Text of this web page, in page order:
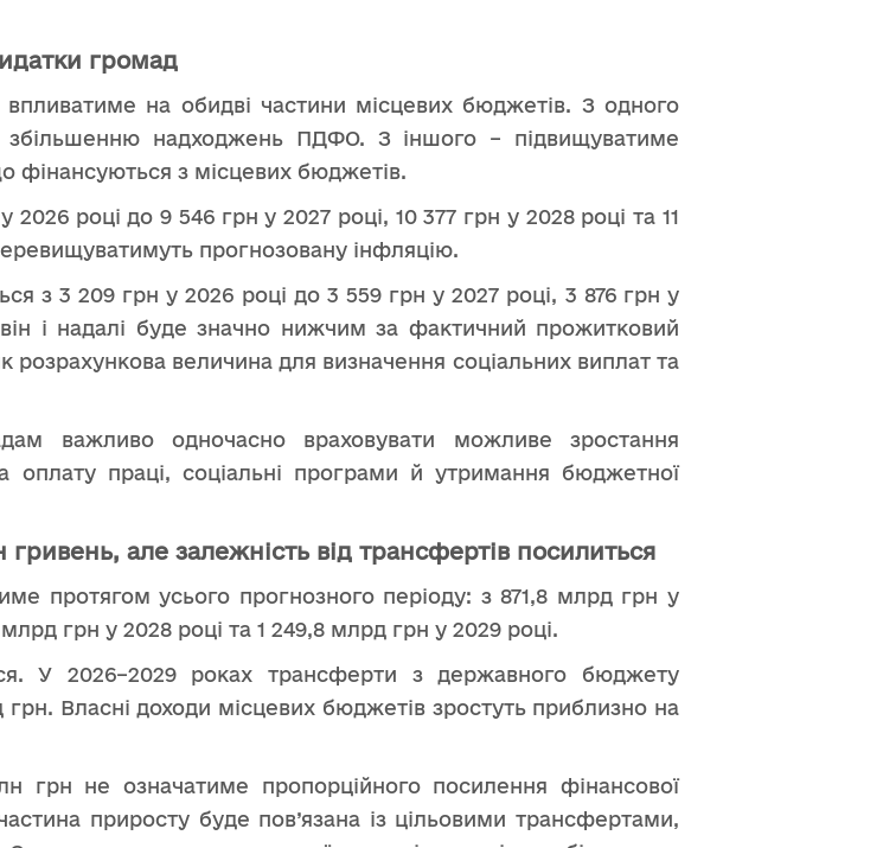
громад
впливатиме на обидві частини місцевих бюджетів. З одного
збільшенню надходжень ПДФО. З іншого – підвищуватиме
фінансуються з місцевих бюджетів.
році до 9 546 грн у 2027 році, 10 377 грн у 2028 році та 11
прогнозовану інфляцію.
з 3 209 грн у 2026 році до 3 559 грн у 2027 році, 3 876 грн у
і надалі буде значно нижчим за фактичний прожитковий
розрахункова величина для визначення соціальних виплат та
важливо одночасно враховувати можливе зростання
праці, соціальні програми й утримання бюджетної
але залежність від трансфертів посилиться
протягом усього прогнозного періоду: з 871,8 млрд грн у
грн у 2028 році та 1 249,8 млрд грн у 2029 році.
У 2026–2029 роках трансферти з державного бюджету
Власні доходи місцевих бюджетів зростуть приблизно на
не означатиме пропорційного посилення фінансової
приросту буде пов’язана із цільовими трансфертами,